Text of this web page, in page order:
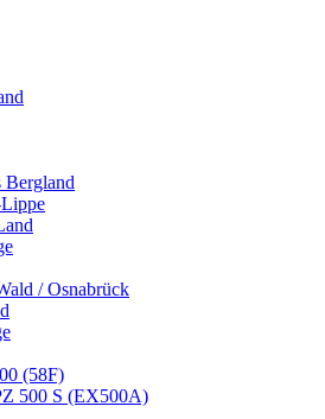
Bergland
/ Osnabrück
(58F)
500 S (EX500A)